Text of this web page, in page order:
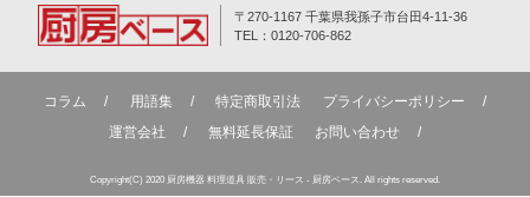
〒270-1167 千葉県我孫子市台田4-11-36
TEL：0120-706-862
コラム 用語集 特定商取引法
プライバシーポリシー
運営会社
無料延⻑保証 お問い合わせ
Copyright(C) 2020 厨房機器 料理道具 販売・リース - 厨房ベース. All rights reserved.